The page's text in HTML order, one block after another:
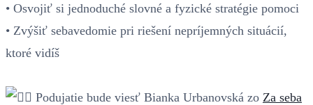
• Osvojiť si jednoduché slovné a fyzické stratégie pomoci
• Zvýšiť sebavedomie pri riešení nepríjemných situácií,
ktoré vidíš
Podujatie bude viesť Bianka Urbanovská zo Za seba